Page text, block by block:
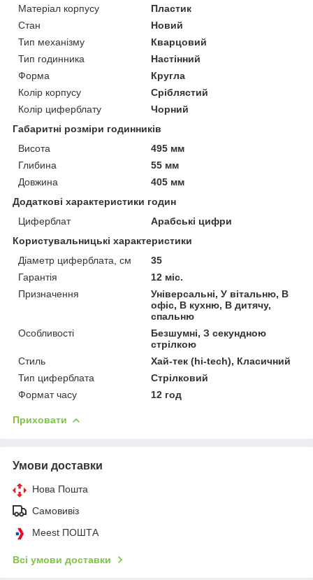
Матеріал корпусу
Пластик
Стан
Новий
Тип механізму
Кварцовий
Тип годинника
Настінний
Форма
Кругла
Колір корпусу
Сріблястий
Колір циферблату
Чорний
Габаритні розміри годинників
Висота
495 мм
Глибина
55 мм
Довжина
405 мм
Додаткові характеристики годин
Циферблат
Арабські цифри
Користувальницькі характеристики
Діаметр циферблата, см
35
Гарантія
12 міс.
Призначення
Універсальні, У вітальню, В
офіс, В кухню, В дитячу,
спальню
Особливості
Безшумні, З секундною
стрілкою
Стиль
Хай-тек (hi-tech), Класичний
Тип циферблата
Стрілковий
Формат часу
12 год
Приховати
Умови доставки
Нова Пошта
Самовивіз
Meest ПОШТА
Всі умови доставки